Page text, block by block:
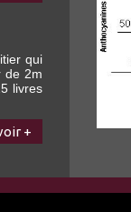
qui
de 2m
livres
+